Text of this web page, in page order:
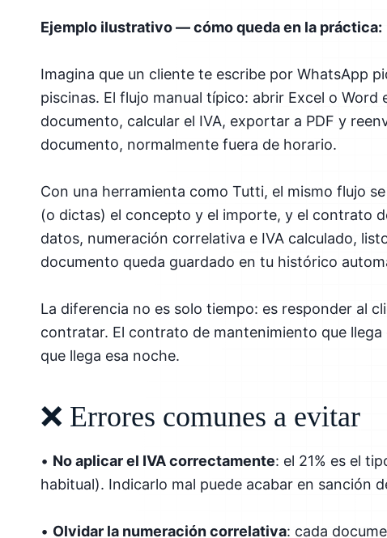
Ejemplo ilustrativo — cómo queda en la práctica:
Imagina que un cliente te escribe por WhatsApp
piscinas. El flujo manual típico: abrir Excel o
documento, calcular el IVA, exportar a PDF y
documento, normalmente fuera de horario.
Con una herramienta como Tutti, el mismo flujo
(o dictas) el concepto y el importe, y el contrato
datos, numeración correlativa e IVA calculado,
documento queda guardado en tu histórico
La diferencia no es solo tiempo: es responder al
contratar. El contrato de mantenimiento que
que llega esa noche.
❌ Errores comunes a evitar
• No aplicar el IVA correctamente: el 21% es el
habitual). Indicarlo mal puede acabar en sanción
• Olvidar la numeración correlativa: cada